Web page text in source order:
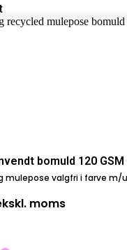
bomuld 120 GSM
mulepose valgfri i farve m/
moms